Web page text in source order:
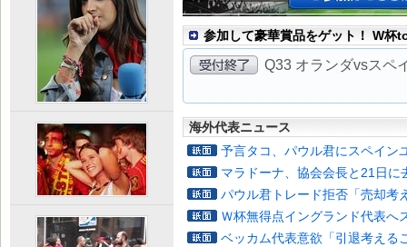
参加して豪華賞品をゲット！ W杯
Q33 オランダvsスペ
海外代表ニュース
予言タコ、パウル君にスペイン
マラドーナ、協会会長と21日に
パウル君トレード拒否「売却考
Ｗ杯無得点イングランド代表へ
ベッカム代表意欲「引退考える